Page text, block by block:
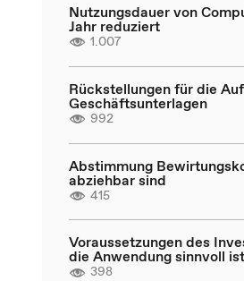
Nutzungsdauer von
Jahr reduziert
1.007
Rückstellungen für die
Geschäftsunterlagen
992
Abstimmung
abziehbar sind
415
Voraussetzungen des
die Anwendung sinnvoll ist
398